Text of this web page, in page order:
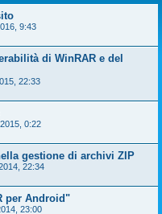
9:43
di WinRAR e del
22:33
0:22
gestione di archivi ZIP
22:34
per Android"
23:00